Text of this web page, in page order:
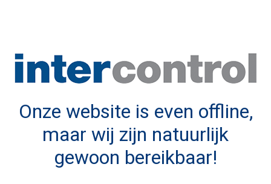
Onze website is even offline,
maar wij zijn natuurlijk
gewoon bereikbaar!